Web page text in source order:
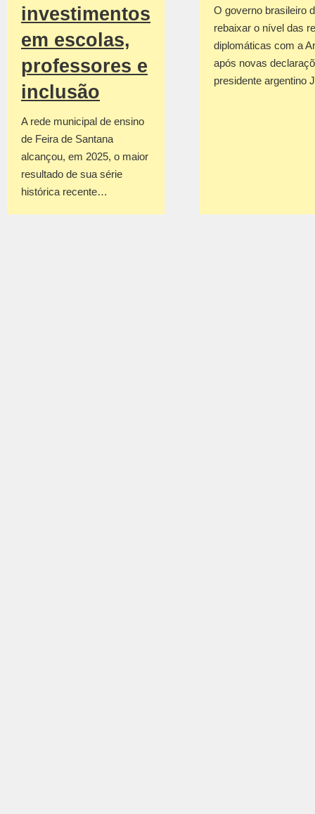
investimentos
em escolas,
professores e
inclusão
A rede municipal de ensino
de Feira de Santana
alcançou, em 2025, o maior
resultado de sua série
histórica recente…
O governo brasileiro
rebaixar o nível das
diplomáticas com a
após novas
presidente argentino